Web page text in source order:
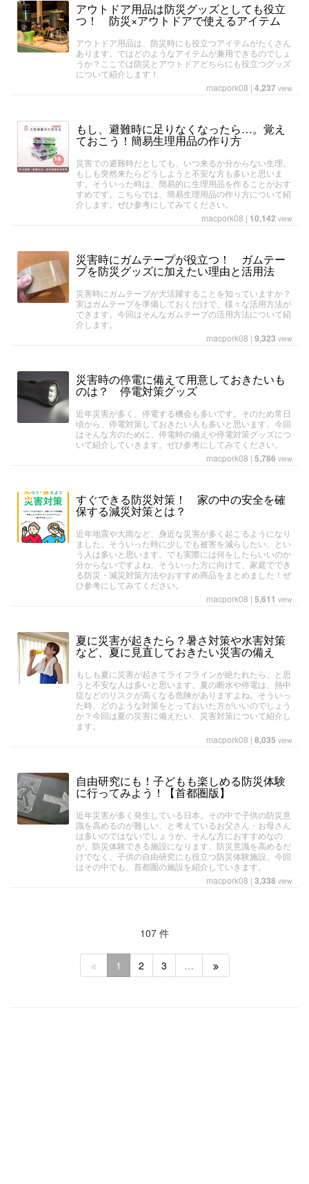
アウトドア用品は防災グッズとしても役立
つ！ 防災×アウトドアで使えるアイテム
アウトドア用品は、防災時にも役立つアイテムがたくさん
あります。ではどのようなアイテムが兼用できるのでしょ
うか？ここでは防災とアウトドアどちらにも役立つグッズ
について紹介します！
macpork08 | 4,237 view
もし、避難時に足りなくなったら…。覚え
ておこう！簡易生理用品の作り方
災害での避難時だとしても、いつ来るか分からない生理。
もしも突然来たらどうしようと不安な方も多いと思いま
す。そういった時は、簡易的に生理用品を作ることがおす
すめです。こちらでは、簡易生理用品の作り方について紹
介します。ぜひ参考にしてみてください。
macpork08 | 10,142 view
災害時にガムテープが役立つ！ ガムテー
プを防災グッズに加えたい理由と活用法
災害時にガムテープが大活躍することを知っていますか？
実はガムテープを準備しておくだけで、様々な活用方法が
できます。今回はそんなガムテープの活用方法について紹
介します。
macpork08 | 9,323 view
災害時の停電に備えて用意しておきたいも
のは？ 停電対策グッズ
近年災害が多く、停電する機会も多いです。そのため常日
頃から、停電対策しておきたい人も多いと思います。今回
はそんな方のために、停電時の備えや停電対策グッズにつ
いて紹介していきます。ぜひ参考にしてみてください。
macpork08 | 5,786 view
すぐできる防災対策！ 家の中の安全を確
保する減災対策とは？
近年地震や大雨など、身近な災害が多く起こるようになり
ました。そういった時に少しでも被害を減らしたい、とい
う人は多いと思います。でも実際には何をしたらいいのか
分からないですよね。そういった方に向けて、家庭ででき
る防災・減災対策方法やおすすめ商品をまとめました！ぜ
ひ参考にしてみてください。
macpork08 | 5,611 view
夏に災害が起きたら？暑さ対策や水害対策
など、夏に見直しておきたい災害の備え
もしも夏に災害が起きてライフラインが絶たれたら、と思
うと不安な人は多いと思います。夏の断水や停電は、熱中
症などのリスクが高くなる危険がありますよね。そういっ
た時、どのような対策をとっておいた方がいいのでしょう
か？今回は夏の災害に備えたい、災害対策について紹介し
ます。
macpork08 | 8,035 view
自由研究にも！子どもも楽しめる防災体験
に行ってみよう！【首都圏版】
近年災害が多く発生している日本。その中で子供の防災意
識を高めるのが難しい、と考えているお父さん・お母さん
は多いのではないでしょうか。そんな方におすすめなの
が、防災体験できる施設になります。防災意識を高めるだ
けでなく、子供の自由研究にも役立つ防災体験施設。今回
はその中でも、首都圏の施設を紹介していきます。
macpork08 | 3,338 view
107 件
1 2 3 …